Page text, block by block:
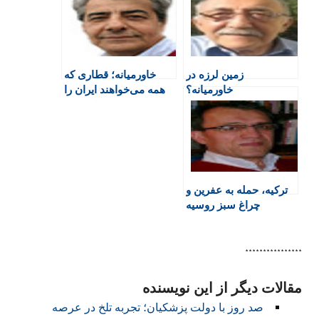
r
m
a
r
i
n
A
p
p
F
r
i
e
d
زمین لرزه در
خاورمیانه؟
خاورمیانه؛ قطاری که
همه می‌خواهند ایران را
ترکیه، حمله به عفرین و
چراغ سبز روسیه
****************
مقالات دیگر از این نویسنده
صد روز با دولت پزشکیان؛ تجربه تلخ در عرصه